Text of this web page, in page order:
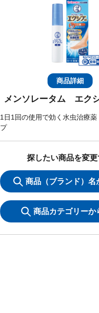
商品詳細
メンソレータム エク
1日1回の使用で効く水虫治療薬
プ
探したい商品を変更
商品（ブランド）名
商品カテゴリーか